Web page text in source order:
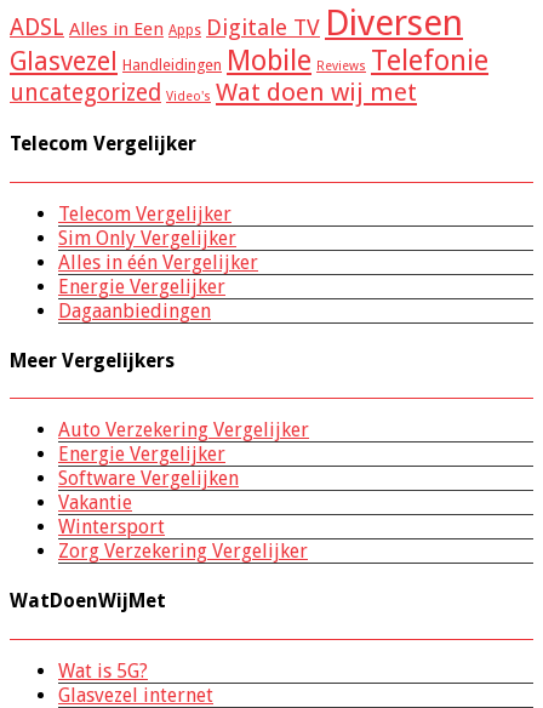
ADSL Alles in Een Apps Digitale TV Diversen
Glasvezel Handleidingen Mobile Reviews Telefonie
uncategorized Video's Wat doen wij met
Telecom Vergelijker
Telecom Vergelijker
Sim Only Vergelijker
Alles in één Vergelijker
Energie Vergelijker
Dagaanbiedingen
Meer Vergelijkers
Auto Verzekering Vergelijker
Energie Vergelijker
Software Vergelijken
Vakantie
Wintersport
Zorg Verzekering Vergelijker
WatDoenWijMet
Wat is 5G?
Glasvezel internet